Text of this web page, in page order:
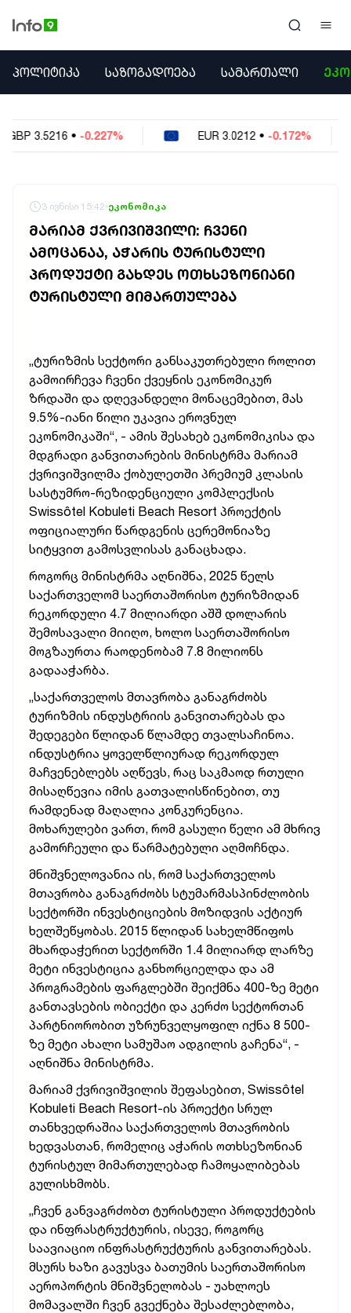
ᲞᲝᲚᲘᲢᲘᲙᲐ
ᲔᲙᲝᲜᲝᲛᲘᲙᲐ
ᲣᲪᲮᲝᲔᲗᲘ
ᲐᲛᲘᲜᲓᲘ
ᲡᲐᲛᲮᲔᲓᲠᲝ
ᲠᲔᲒᲘᲝᲜᲘ
ᲘᲜᲢᲔᲠᲕᲘᲣ
ᲞᲝᲚᲘᲢᲘᲙᲐ ᲡᲐᲖᲝᲒᲐᲓᲝᲔᲑᲐ ᲡᲐᲛᲐᲠᲗᲐᲚᲘ
EUR 3.0212 -0.172% USD 2.621
3 ივნისი 15:42 ეკონომიკა
ᲛᲐᲠᲘᲐᲛ ᲥᲕᲠᲘᲕᲘᲨᲕᲘᲚᲘ: ᲩᲕᲔᲜᲘ
ᲐᲛᲝᲪᲐᲜᲐᲐ, ᲐᲭᲐᲠᲘᲡ ᲢᲣᲠᲘᲡᲢᲣᲚᲘ
ᲞᲠᲝᲓᲣᲥᲢᲘ ᲒᲐᲮᲓᲔᲡ ᲝᲗᲮᲡᲔᲖᲝᲜᲘᲐᲜᲘ
ᲢᲣᲠᲘᲡᲢᲣᲚᲘ ᲛᲘᲛᲐᲠᲗᲣᲚᲔᲑᲐ
„ტურიზმის სექტორი განსაკუთრებული როლით
გამოირჩევა ჩვენი ქვეყნის ეკონომიკურ
ზრდაში და დღევანდელი მონაცემებით, მას
9.5%-იანი წილი უკავია ეროვნულ
ეკონომიკაში“, - ამის შესახებ ეკონომიკისა და
მდგრადი განვითარების მინისტრმა მარიამ
ქვრივიშვილმა ქობულეთში პრემიუმ კლასის
სასტუმრო-რეზიდენციული კომპლექსის
Swissôtel Kobuleti Beach Resort პროექტის
ოფიციალური წარდგენის ცერემონიაზე
სიტყვით გამოსვლისას განაცხადა.
როგორც მინისტრმა აღნიშნა, 2025 წელს
საქართველომ საერთაშორისო ტურიზმიდან
რეკორდული 4.7 მილიარდი აშშ დოლარის
შემოსავალი მიიღო, ხოლო საერთაშორისო
მოგზაურთა რაოდენობამ 7.8 მილიონს
გადააჭარბა.
„საქართველოს მთავრობა განაგრძობს
ტურიზმის ინდუსტრიის განვითარებას და
შედეგები წლიდან წლამდე თვალსაჩინოა.
ინდუსტრია ყოველწლიურად რეკორდულ
მაჩვენებლებს აღწევს, რაც საკმაოდ რთული
მისაღწევია იმის გათვალისწინებით, თუ
რამდენად მაღალია კონკურენცია.
მოხარულები ვართ, რომ გასული წელი ამ მხრივ
გამორჩეული და წარმატებული აღმოჩნდა.
მნიშვნელოვანია ის, რომ საქართველოს
მთავრობა განაგრძობს სტუმარმასპინძლობის
სექტორში ინვესტიციების მოზიდვის აქტიურ
ხელშეწყობას. 2015 წლიდან სახელმწიფოს
მხარდაჭერით სექტორში 1.4 მილიარდ ლარზე
მეტი ინვესტიცია განხორციელდა და ამ
პროგრამების ფარგლებში შეიქმნა 400-ზე მეტი
განთავსების ობიექტი და კერძო სექტორთან
პარტნიორობით უზრუნველყოფილ იქნა 8 500-
ზე მეტი ახალი სამუშაო ადგილის გაჩენა“, -
აღნიშნა მინისტრმა.
მარიამ ქვრივიშვილის შეფასებით, Swissôtel
Kobuleti Beach Resort-ის პროექტი სრულ
თანხვედრაშია საქართველოს მთავრობის
ხედვასთან, რომელიც აჭარის ოთხსეზონიან
ტურისტულ მიმართულებად ჩამოყალიბებას
გულისხმობს.
„ჩვენ განვაგრძობთ ტურისტული პროდუქტების
და ინფრასტრუქტურის, ისევე, როგორც
საავიაციო ინფრასტრუქტურის განვითარებას.
მსურს ხაზი გავუსვა ბათუმის საერთაშორისო
აეროპორტის მნიშვნელობას - უახლოეს
მომავალში ჩვენ გვექნება შესაძლებლობა,